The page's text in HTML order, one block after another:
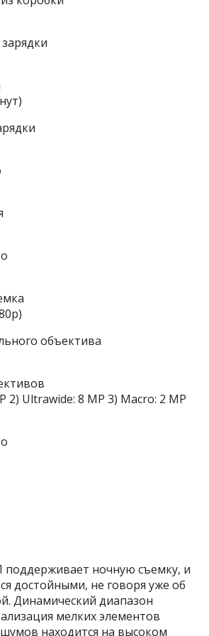
объектива
2) Ultrawide: 8 MP 3) Macro: 2 MP
ночную съемку, и
достойными, не говоря уже об
Динамический диапазон
мелких элементов
находится на высоком